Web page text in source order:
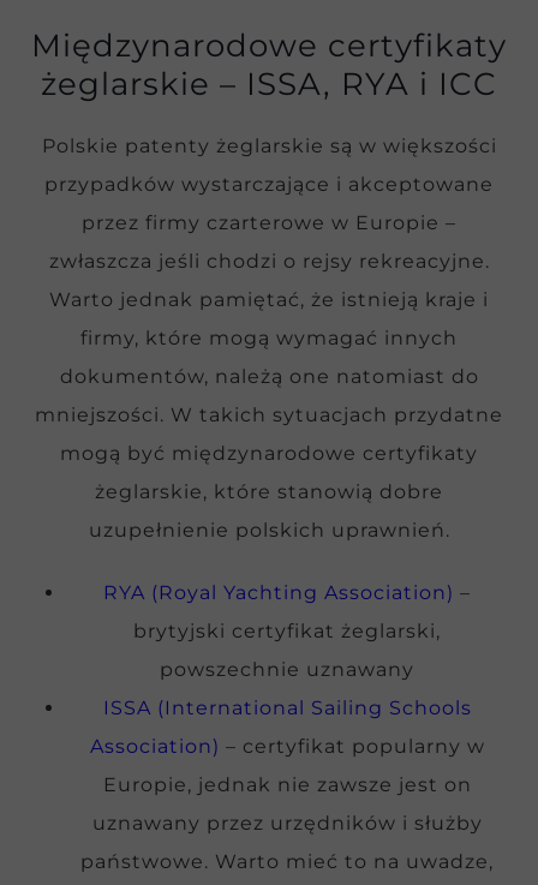
Międzynarodowe certyfikaty
żeglarskie – ISSA, RYA i ICC
Polskie patenty żeglarskie są w większości
przypadków wystarczające i akceptowane
przez firmy czarterowe w Europie –
zwłaszcza jeśli chodzi o rejsy rekreacyjne.
Warto jednak pamiętać, że istnieją kraje i
firmy, które mogą wymagać innych
dokumentów, należą one natomiast do
mniejszości. W takich sytuacjach przydatne
mogą być międzynarodowe certyfikaty
żeglarskie, które stanowią dobre
uzupełnienie polskich uprawnień.
RYA (Royal Yachting Association) –
brytyjski certyfikat żeglarski,
powszechnie uznawany
ISSA (International Sailing Schools
Association) – certyfikat popularny w
Europie, jednak nie zawsze jest on
uznawany przez urzędników i służby
państwowe. Warto mieć to na uwadze,